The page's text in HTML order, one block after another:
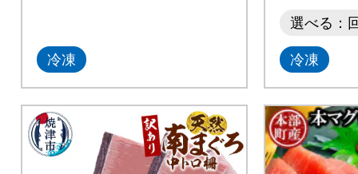
冷凍
選べる：
冷凍